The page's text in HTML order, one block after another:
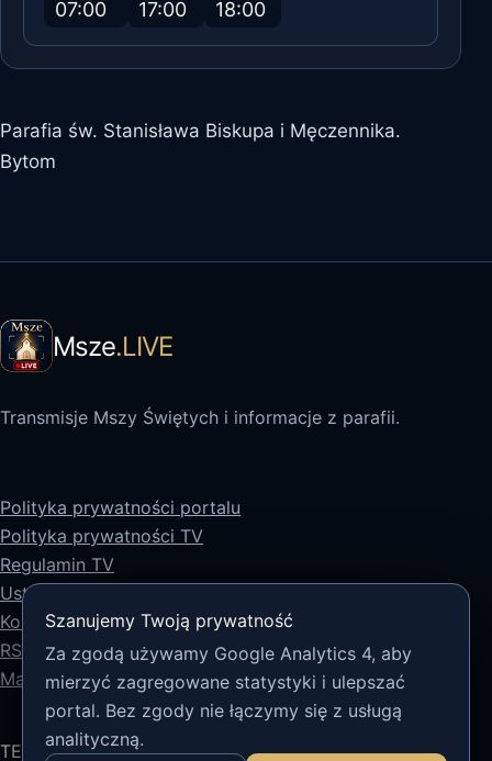
07:00 17:00 18:00
Parafia św. Stanisława Biskupa i Męczennika.
Bytom
Msze.LIVE
Transmisje Mszy Świętych i informacje z parafii.
Polityka prywatności portalu
Polityka prywatności TV
Regulamin TV
Ustawienia prywatności
Kontakt
RSS
Mapa strony
TECH5 sp. z o.o.
Szanujemy Twoją prywatność
Za zgodą używamy Google Analytics 4, aby
mierzyć zagregowane statystyki i ulepszać
portal. Bez zgody nie łączymy się z usługą
analityczną.